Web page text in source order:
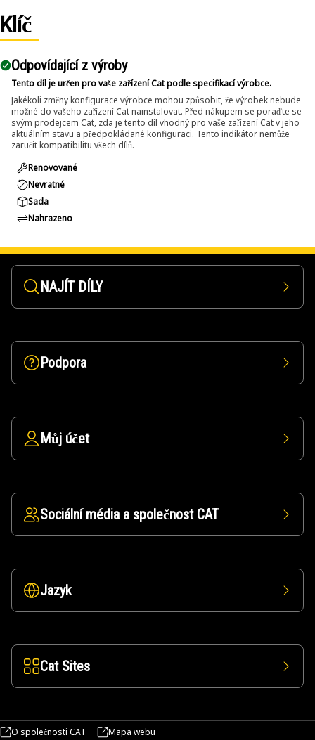
Klíč
Odpovídající z výroby
Tento díl je určen pro vaše zařízení Cat podle specifikací výrobce.
Jakékoli změny konfigurace výrobce mohou způsobit, že výrobek nebude
možné do vašeho zařízení Cat nainstalovat. Před nákupem se poraďte se
svým prodejcem Cat, zda je tento díl vhodný pro vaše zařízení Cat v jeho
aktuálním stavu a předpokládané konfiguraci. Tento indikátor nemůže
zaručit kompatibilitu všech dílů.
Renovované
Nevratné
Sada
Nahrazeno
NAJÍT DÍLY
Podpora
Můj účet
Sociální média a společnost CAT
Jazyk
Cat Sites
O společnosti CAT Mapa webu